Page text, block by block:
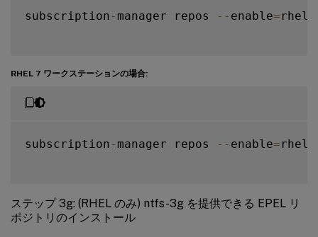
subscription - manager repos -- enable= rhel
RHEL 7 ワークステーションの場合:
subscription - manager repos -- enable= rhel
ステップ 3g: (RHEL のみ) ntfs-3g を提供できる EPEL リ
ポジトリのインストール